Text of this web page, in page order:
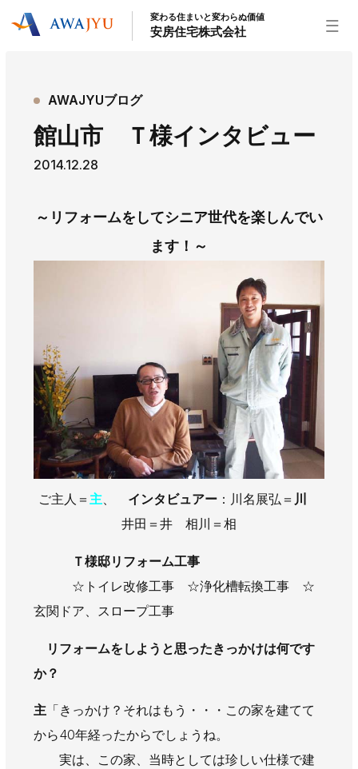
リフォーム事業 外装事業
新築住宅事業
不動産事業
安房住宅について
社長挨拶 企業情報
社長ブログ お知らせ
チラシ
AWAJYUブログ
安房住まいる
大型工事施工事例
採用情報
新卒・第二新卒採用 アルバイト採用 中途採用
協力会社募集
変わる住まいと変わらぬ価値
安房住宅株式会社
AWAJYUブログ
館山市 Ｔ様インタビュー
2014.12.28
～リフォームをしてシニア世代を楽しんでい
ます！～
ご主人＝ 主、 インタビュアー ：川名展弘＝ 川
井田＝井 相川＝相
Ｔ様邸リフォーム工事
☆トイレ改修工事 ☆浄化槽転換工事 ☆
玄関ドア、スロープ工事
リフォームをしようと思ったきっかけは何です
か？
主 「きっかけ？それはもう・・・この家を建てて
から40年経ったからでしょうね。
実は、この家、当時としては珍しい仕様で建